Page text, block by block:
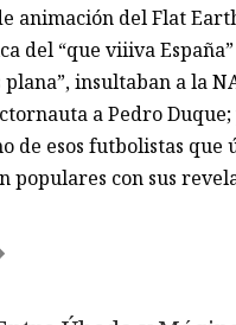
animación del Flat
del “que viiiva
insultaban a la
a Pedro
de esos futbolistas que
populares con sus